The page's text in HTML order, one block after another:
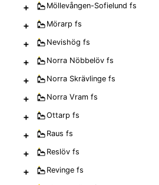
+ Möllevången-Sofielund fs
+ Mörarp fs
+ Nevishög fs
+ Norra Nöbbelöv fs
+ Norra Skrävlinge fs
+ Norra Vram fs
+ Ottarp fs
+ Raus fs
+ Reslöv fs
+ Revinge fs